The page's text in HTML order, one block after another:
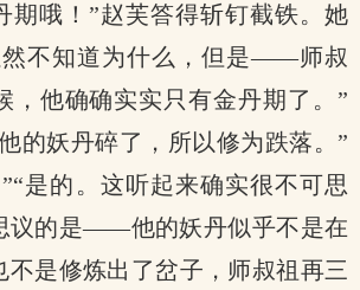
哦！”赵芙答得斩钉截铁。她
然不知道为什么，但是——师叔
，他确确实实只有金丹期了。”
的妖丹碎了，所以修为跌落。”
是的。这听起来确实很不可思
议的是——他的妖丹似乎不是在
不是修炼出了岔子，师叔祖再三